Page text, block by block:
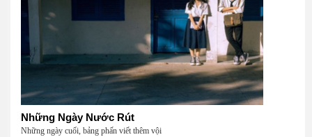
Những Ngày Nước Rút
Những ngày cuối, bảng phấn viết thêm vội